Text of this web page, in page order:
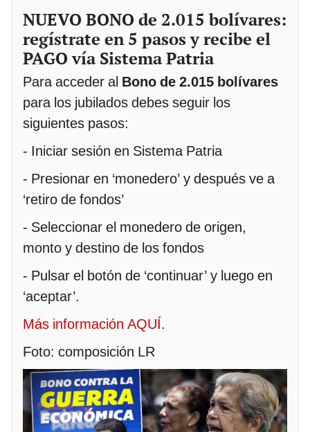
NUEVO BONO de 2.015 bolívares:
regístrate en 5 pasos y recibe el
PAGO vía Sistema Patria
Para acceder al Bono de 2.015 bolívares
para los jubilados debes seguir los
siguientes pasos:
- Iniciar sesión en Sistema Patria
- Presionar en ‘monedero’ y después ve a
‘retiro de fondos’
- Seleccionar el monedero de origen,
monto y destino de los fondos
- Pulsar el botón de ‘continuar’ y luego en
‘aceptar’.
Más información AQUÍ.
Foto: composición LR